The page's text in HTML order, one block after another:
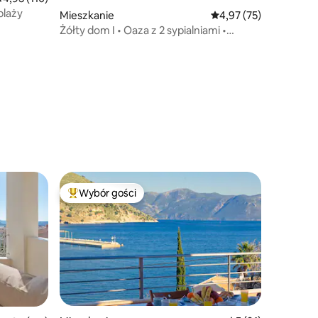
Mieszkanie Średnia ocena: 4,97
4,97 (75)
Żółty dom I • Oaza z 2 sypialniami •
Najpopularniejsze z kategorii Wybór gości
Wybór gości